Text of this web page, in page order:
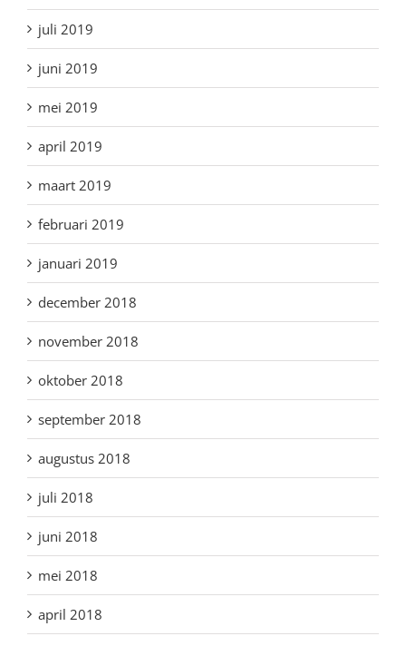
juli 2019
juni 2019
mei 2019
april 2019
maart 2019
februari 2019
januari 2019
december 2018
november 2018
oktober 2018
september 2018
augustus 2018
juli 2018
juni 2018
mei 2018
april 2018